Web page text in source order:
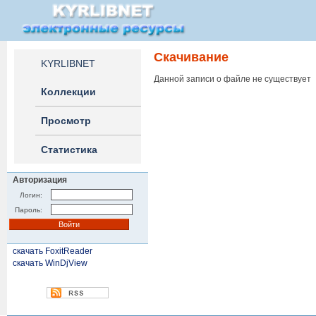
KYRLIBNET
Коллекции
Просмотр
Статистика
Авторизация
Логин:
Пароль:
скачать FoxitReader
скачать WinDjView
Скачивание
Данной записи о файле не существует